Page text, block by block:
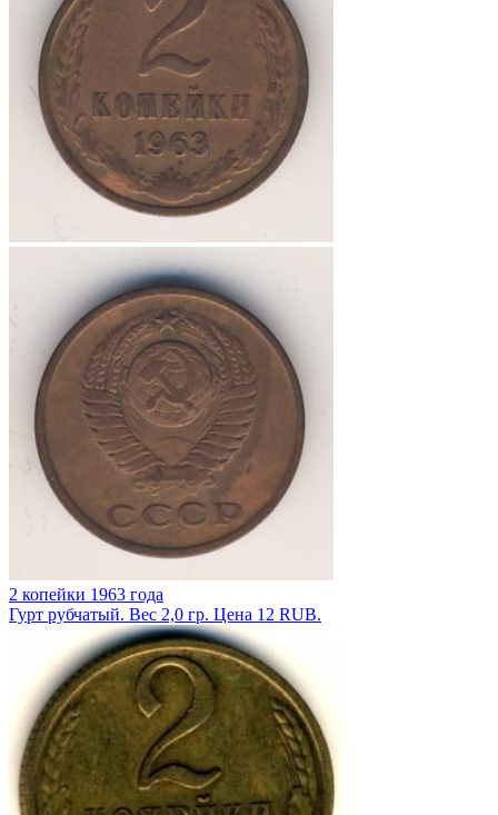
2 копейки 1963 года
Гурт рубчатый. Вес 2,0 гр. Цена 12 RUB.